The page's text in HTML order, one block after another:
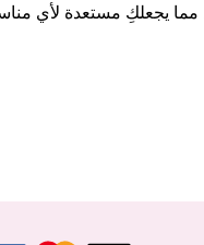
يجعلكِ مستعدة لأي